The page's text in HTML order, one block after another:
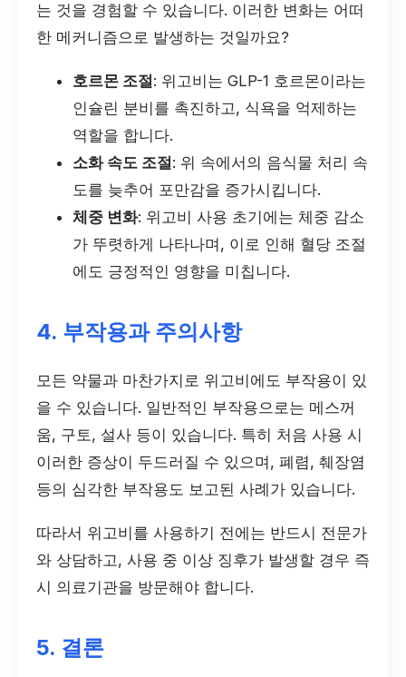
는 것을 경험할 수 있습니다. 이러한 변화는 어떠
한 메커니즘으로 발생하는 것일까요?
호르몬 조절: 위고비는 GLP-1 호르몬이라는
인슐린 분비를 촉진하고, 식욕을 억제하는
역할을 합니다.
소화 속도 조절: 위 속에서의 음식물 처리 속
도를 늦추어 포만감을 증가시킵니다.
체중 변화: 위고비 사용 초기에는 체중 감소
가 뚜렷하게 나타나며, 이로 인해 혈당 조절
에도 긍정적인 영향을 미칩니다.
4. 부작용과 주의사항
모든 약물과 마찬가지로 위고비에도 부작용이 있
을 수 있습니다. 일반적인 부작용으로는 메스꺼
움, 구토, 설사 등이 있습니다. 특히 처음 사용 시
이러한 증상이 두드러질 수 있으며, 폐렴, 췌장염
등의 심각한 부작용도 보고된 사례가 있습니다.
따라서 위고비를 사용하기 전에는 반드시 전문가
와 상담하고, 사용 중 이상 징후가 발생할 경우 즉
시 의료기관을 방문해야 합니다.
5. 결론